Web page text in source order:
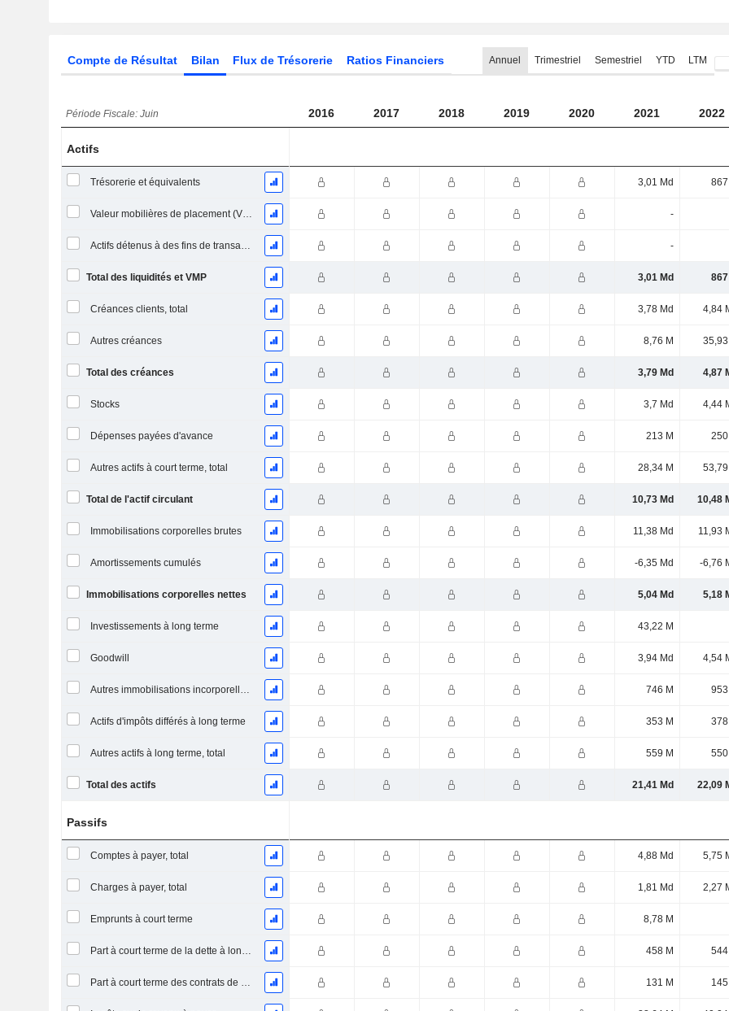
Compte de Résultat Bilan Flux de Trésorerie Ratios Financiers Annuel Trimestriel Semestriel YTD LTM
Période Fiscale: Juin 2016 2017 2018 2019 2020 2021 2022
Actifs
Trésorerie et équivalents 3,01 Md 867
Valeur mobilières de placement (VMP) à court terme -
Actifs détenus à des fins de transaction Titres, totalActifs détenus à des fins de transactions (Trading), Total. -
Total des liquidités et VMP 3,01 Md 867
Créances clients, total 3,78 Md 4,84
Autres créances 8,76 M 35,93
Total des créances 3,79 Md 4,87
Stocks 3,7 Md 4,44
Dépenses payées d'avance 213 M 250
Autres actifs à court terme, total 28,34 M 53,79
Total de l'actif circulant 10,73 Md 10,48
Immobilisations corporelles brutes 11,38 Md 11,93
Amortissements cumulés -6,35 Md -6,76
Immobilisations corporelles nettes 5,04 Md 5,18
Investissements à long terme 43,22 M
Goodwill 3,94 Md 4,54
Autres immobilisations incorporelles, total 746 M 953
Actifs d'impôts différés à long terme 353 M 378
Autres actifs à long terme, total 559 M 550
Total des actifs 21,41 Md 22,09
Passifs
Comptes à payer, total 4,88 Md 5,75
Charges à payer, total 1,81 Md 2,27
Emprunts à court terme 8,78 M
Part à court terme de la dette à long terme 458 M 544
Part à court terme des contrats de location 131 M 145